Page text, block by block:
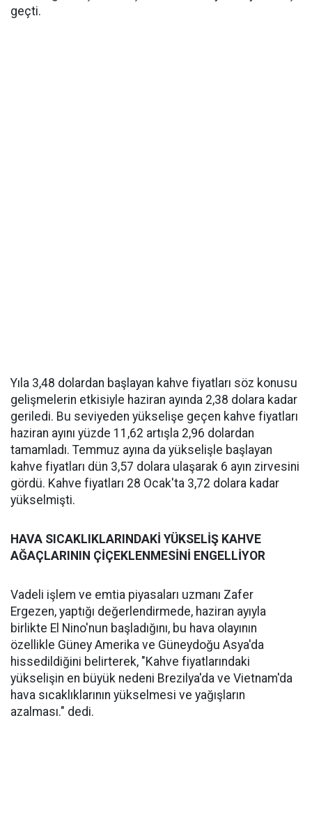
geçti.
Yıla 3,48 dolardan başlayan kahve fiyatları söz konusu
gelişmelerin etkisiyle haziran ayında 2,38 dolara kadar
geriledi. Bu seviyeden yükselişe geçen kahve fiyatları
haziran ayını yüzde 11,62 artışla 2,96 dolardan
tamamladı. Temmuz ayına da yükselişle başlayan
kahve fiyatları dün 3,57 dolara ulaşarak 6 ayın zirvesini
gördü. Kahve fiyatları 28 Ocak'ta 3,72 dolara kadar
yükselmişti.
HAVA SICAKLIKLARINDAKİ YÜKSELİŞ KAHVE
AĞAÇLARININ ÇİÇEKLENMESİNİ ENGELLİYOR
Vadeli işlem ve emtia piyasaları uzmanı Zafer
Ergezen, yaptığı değerlendirmede, haziran ayıyla
birlikte El Nino'nun başladığını, bu hava olayının
özellikle Güney Amerika ve Güneydoğu Asya'da
hissedildiğini belirterek, "Kahve fiyatlarındaki
yükselişin en büyük nedeni Brezilya'da ve Vietnam'da
hava sıcaklıklarının yükselmesi ve yağışların
azalması." dedi.